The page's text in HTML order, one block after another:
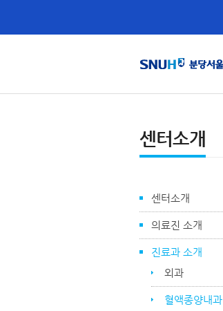
센터소개
센터소개
의료진 소개
진료과 소개
외과
혈액종양내과